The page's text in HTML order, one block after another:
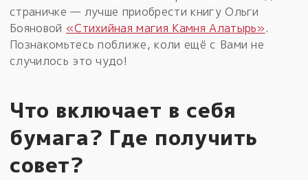
страничке — лучше приобрести книгу Ольги
Бояновой «Стихийная магия Камня Алатырь».
Познакомьтесь поближе, коли ещё с Вами не
случилось это чудо!
Что включает в себя
бумага? Где получить
совет?